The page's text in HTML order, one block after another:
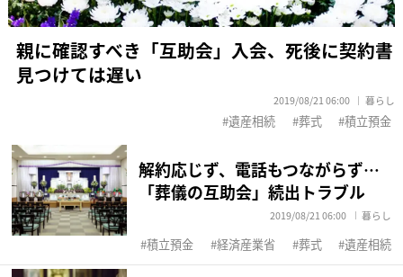
親に確認すべき「互助会」入会、死後に契約書
見つけては遅い
2019/08/21 06:00 暮らし
遺産相続 葬式 積立預金
解約応じず、電話もつながらず…
「葬儀の互助会」続出トラブル
2019/08/21 06:00 暮らし
積立預金 経済産業省 葬式 遺産相続